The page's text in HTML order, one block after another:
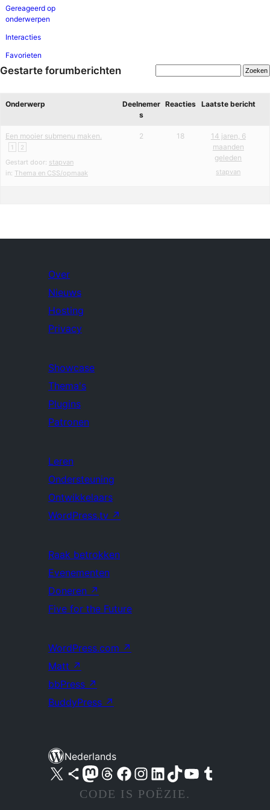
Gereageerd op
onderwerpen
Interacties
Favorieten
Gestarte forumberichten
Onderwerp
Deelnemer
s
Reacties Laatste bericht
Een mooier submenu maken.
1 2
Gestart door: stapvan
in: Thema en CSS/opmaak
2 18
14 jaren, 6
maanden
geleden
stapvan
Over
Nieuws
Hosting
Privacy
Showcase
Thema's
Plugins
Patronen
Leren
Ondersteuning
Ontwikkelaars
WordPress.tv ↗
Raak betrokken
Evenementen
Doneren ↗
Five for the Future
WordPress.com ↗
Matt ↗
bbPress ↗
BuddyPress ↗
Nederlands
Bezoek ons X (voorheen Twitter) account
Bezoek ons Bluesky account
Bezoek ons Mastodon account
Bezoek ons Threads account
Onze Facebook pagina bezoeken
Bezoek ons Instagram account
Bezoek ons LinkedIn account
Bezoek ons TikTok account
Bezoek ons YouTube kanaalBezoek ons Tumblr account
CODE IS POËZIE.